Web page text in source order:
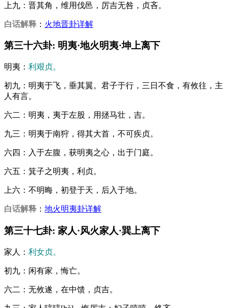
上九：晋其角，维用伐邑，厉吉无咎，贞吝。
白话解释 ： 火地晋卦详解
第三十六卦: 明夷·地火明夷·坤上离下
明夷： 利艰贞。
初九：明夷于飞，垂其翼。君子于行，三日不食，有攸往，主
人有言。
六二：明夷，夷于左股，用拯马壮，吉。
九三：明夷于南狩，得其大首，不可疾贞。
六四：入于左腹，获明夷之心，出于门庭。
六五：箕子之明夷，利贞。
上六：不明晦，初登于天，后入于地。
白话解释 ： 地火明夷卦详解
第三十七卦: 家人·风火家人·巽上离下
家人： 利女贞。
初九：闲有家，悔亡。
六二：无攸遂，在中馈，贞吉。